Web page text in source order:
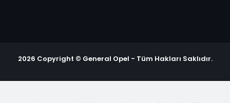
2026 Copyright © General Opel - Tüm Hakları Saklıdır.